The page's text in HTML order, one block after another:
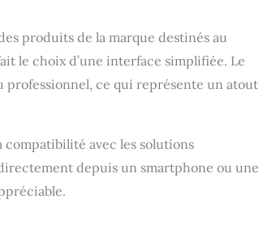
produits de la marque destinés au
le choix d’une interface simplifiée. Le
professionnel, ce qui représente un atout
compatibilité avec les solutions
depuis un smartphone ou une